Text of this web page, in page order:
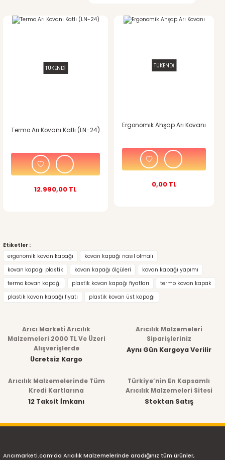
TÜKENDİ
Termo Arı Kovanı Katlı (LN-24)
12.990,00 TL
TÜKENDİ
Ergonomik Ahşap Arı Kovanı
0,00 TL
Etiketler :
ergonomik kovan kapağı
kovan kapağı nasıl olmalı
kovan kapağı plastik
kovan kapağı ölçüleri
kovan kapağı yapımı
termo kovan kapağı
plastik kovan kapağı fiyatları
termo kovan kapak
plastik kovan kapağı fiyatı
plastik kovan üst kapağı
Arıcı Marketi Arıcılık
Malzemeleri 2000 TL Ve Üzeri
Alışverişlerde
Ücretsiz Kargo
Arıcılık Malzemeleri
Siparişleriniz
Aynı Gün Kargoya Verilir
Arıcılık Malzemelerinde Tüm
Kredi Kartlarına
12 Taksit İmkanı
Türkiye’nin En Kapsamlı
Arıcılık Malzemeleri Sitesi
Stoktan Satış
Arıcımarketi.com’da Arıcılık Malzemelerinde aradığınız tüm ürünler,